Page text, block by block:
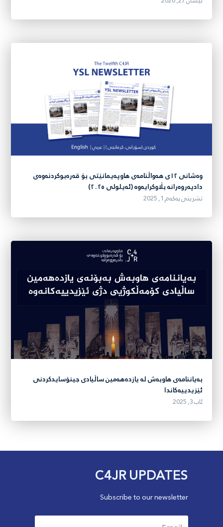
وەشانی ١٢ی هەواڵنامەی هاوپەیمانێتی بۆ قەرەبوکردنەوەی
دادپەروەرانە بڵاوکرایەوە (ئەیلولی ٢٠٢٥)
تشرینی یەکەم 1, 2025
بەیاننامەی هاوبەش لە یازدەهەمین ساڵیادی جینۆسایدکردنی
ئێزیدییەکاندا
ئاب 3, 2025
C4JR UPDATES
Subscribe to our newsletter